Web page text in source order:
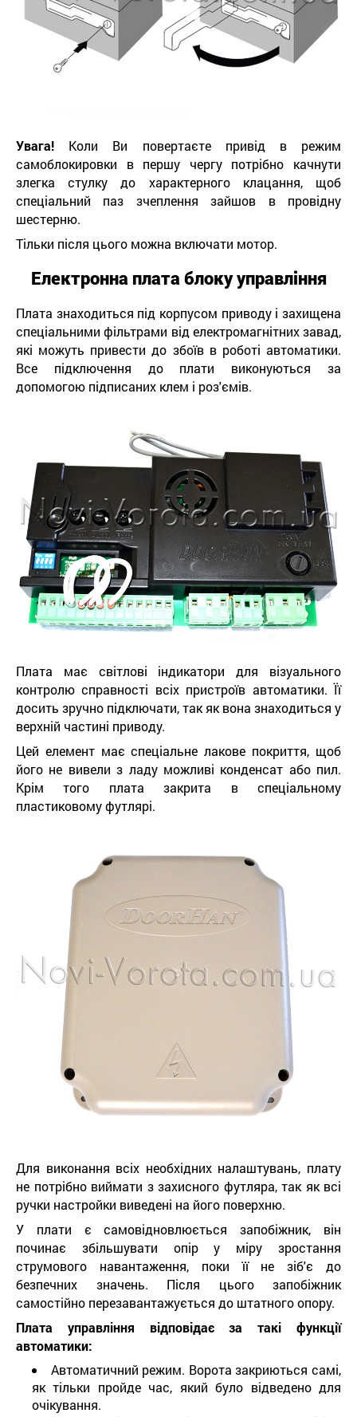
Увага! Коли Ви повертаєте привід в режим
самоблокировки в першу чергу потрібно качнути
злегка стулку до характерного клацання, щоб
спеціальний паз зчеплення зайшов в провідну
шестерню.
Тільки після цього можна включати мотор.
Електронна плата блоку управління
Плата знаходиться під корпусом приводу і захищена
спеціальними фільтрами від електромагнітних завад,
які можуть привести до збоїв в роботі автоматики.
Все підключення до плати виконуються за
допомогою підписаних клем і роз'ємів.
Плата має світлові індикатори для візуального
контролю справності всіх пристроїв автоматики. Її
досить зручно підключати, так як вона знаходиться у
верхній частині приводу.
Цей елемент має спеціальне лакове покриття, щоб
його не вивели з ладу можливі конденсат або пил.
Крім того плата закрита в спеціальному
пластиковому футлярі.
Для виконання всіх необхідних налаштувань, плату
не потрібно виймати з захисного футляра, так як всі
ручки настройки виведені на його поверхню.
У плати є самовідновлюється запобіжник, він
починає збільшувати опір у міру зростання
струмового навантаження, поки її не зіб'є до
безпечних значень. Після цього запобіжник
самостійно перезавантажується до штатного опору.
Плата управління відповідає за такі функції
автоматики:
Автоматичний режим. Ворота закриються самі,
як тільки пройде час, який було відведено для
очікування.